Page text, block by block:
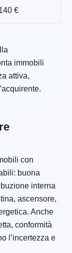
€
immobili
attiva,
con
buona
interna
ascensore,
Anche
conformità
l’incertezza e